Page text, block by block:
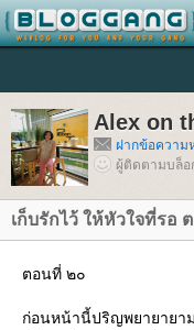
Alex on
ฝากข้อความ
ผู้ติดตามบล็อ
เก็บรักไว้ ให้หัวใจที่รอ
ตอนที่ ๒๐
ก่อนหน้านี้ปริญพยายายา